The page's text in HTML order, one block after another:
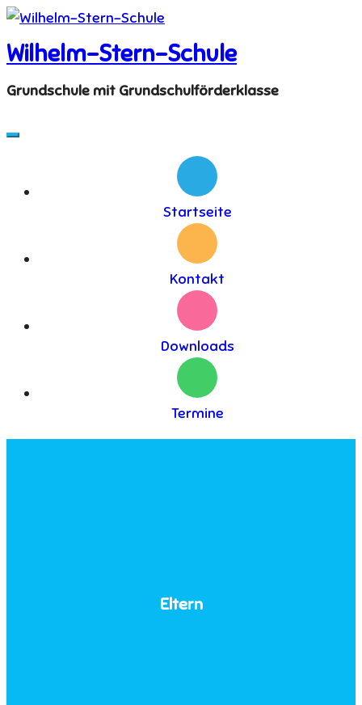
Skip
to
content
Wilhelm-Stern-Schule
Grundschule mit Grundschulförderklasse
Startseite
Kontakt
Downloads
Termine
Eltern